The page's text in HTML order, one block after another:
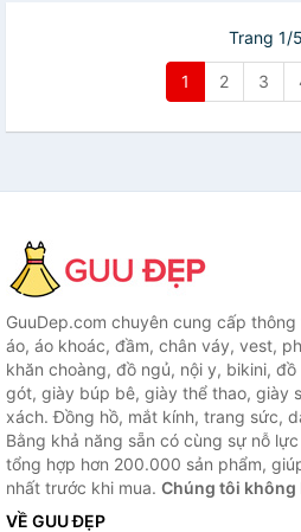
Trang 1/5
1 2 3
GuuDep.com chuyên cung cấp
áo, áo khoác, đầm, chân váy, vest,
khăn choàng, đồ ngủ, nội y, bikini,
gót, giày búp bê, giày thể thao, giày
xách. Đồng hồ, mắt kính, trang sức,
Bằng khả năng sẵn có cùng sự nỗ
tổng hợp hơn 200.000 sản phẩm,
nhất trước khi mua. Chúng tôi không
VỀ GUU ĐẸP